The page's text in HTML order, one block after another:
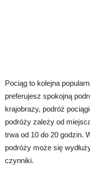
Pociąg to kolejna
preferujesz spokojną
krajobrazy, podróż
podróży zależy od
trwa od 10 do 20 godzin.
podróży może się
czynniki.